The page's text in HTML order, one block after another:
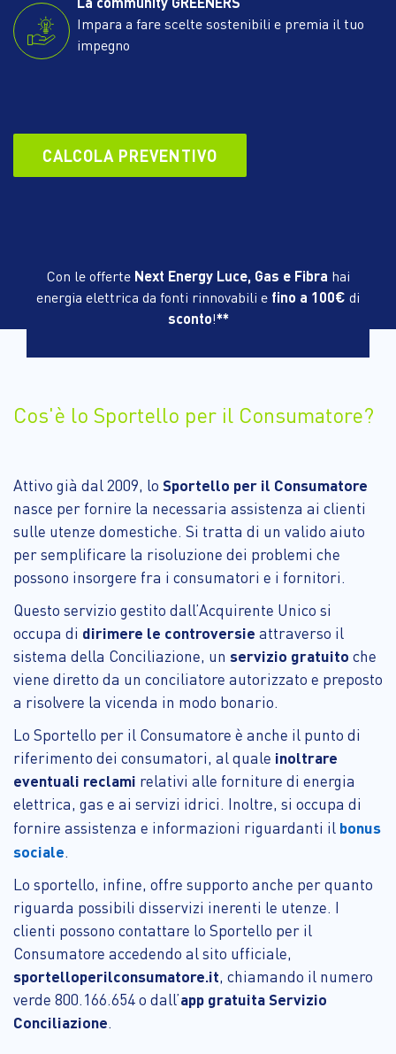
Impara a fare scelte sostenibili e premia il tuo
impegno
CALCOLA PREVENTIVO
Con le offerte Next Energy Luce, Gas e Fibra hai
energia elettrica da fonti rinnovabili e fino a 100€ di
sconto!**
Cos'è lo Sportello per il Consumatore?
Attivo già dal 2009, lo Sportello per il Consumatore
nasce per fornire la necessaria assistenza ai clienti
sulle utenze domestiche. Si tratta di un valido aiuto
per semplificare la risoluzione dei problemi che
possono insorgere fra i consumatori e i fornitori.
Questo servizio gestito dall’Acquirente Unico si
occupa di dirimere le controversie attraverso il
sistema della Conciliazione, un servizio gratuito che
viene diretto da un conciliatore autorizzato e preposto
a risolvere la vicenda in modo bonario.
Lo Sportello per il Consumatore è anche il punto di
riferimento dei consumatori, al quale inoltrare
eventuali reclami relativi alle forniture di energia
elettrica, gas e ai servizi idrici. Inoltre, si occupa di
fornire assistenza e informazioni riguardanti il bonus
sociale.
Lo sportello, infine, offre supporto anche per quanto
riguarda possibili disservizi inerenti le utenze. I
clienti possono contattare lo Sportello per il
Consumatore accedendo al sito ufficiale,
sportelloperilconsumatore.it, chiamando il numero
verde 800.166.654 o dall’app gratuita Servizio
Conciliazione.